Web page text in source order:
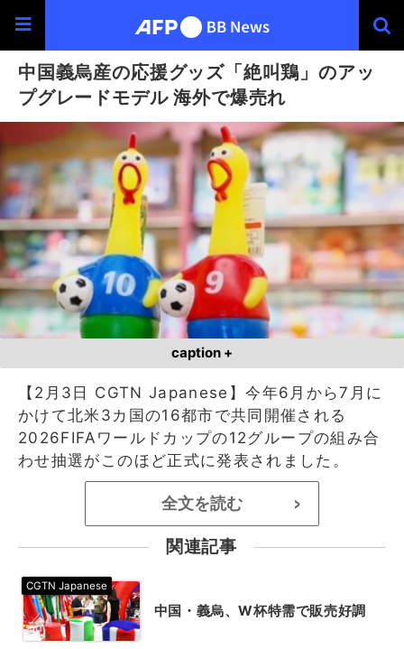
中国義烏産の応援グッズ「絶叫鶏」のアッ
プグレードモデル 海外で爆売れ
caption +
【2月3日 CGTN Japanese】今年6月から7月に
かけて北米3カ国の16都市で共同開催される
2026FIFAワールドカップの12グループの組み合
わせ抽選がこのほど正式に発表されました。
全文を読む >
関連記事
中国・義烏、W杯特需で販売好調